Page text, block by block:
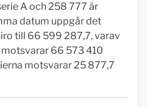
A och 258 777 är
datum uppgår det
till 66 599 287,7, varav
66 573 410
motsvarar 25 877,7